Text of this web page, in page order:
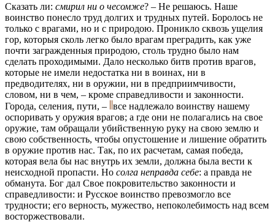
Сказать ли: смирил ни о чесомже? – Не решаюсь. Наше
воинство понесло труд долгих и трудных путей. Боролось не
только с врагами, но и с природою. Проникло сквозь ущелия
гор, которыя сколь легко было врагам преградить, как уже
почти загражденныя природою, столь трудно было нам
сделать проходимыми. Дало несколько битв против врагов,
которые не имели недостатка ни в воинах, ни в
предводителях, ни в оружии, ни в предприимчивости,
словом, ни в чем, – кроме справедливости и законности.
Города, селения, пути, – все надлежало воинству нашему
оспоривать у оружия врагов; а где они не полагались на свое
оружие, там обращали убийственную руку на свою землю и
свою собственность, чтобы опустошение и лишение обратить
в оружие против нас. Так, по их расчетам, самая победа,
которая вела бы нас внутрь их земли, должна была вести к
неисходной пропасти. Но солга неправда себе: а правда не
обманута. Бог дал Свое покровительство законности и
справедливости: и Русское воинство превозмогло все
трудности; его верность, мужество, непоколебимость над всем
восторжествовали.